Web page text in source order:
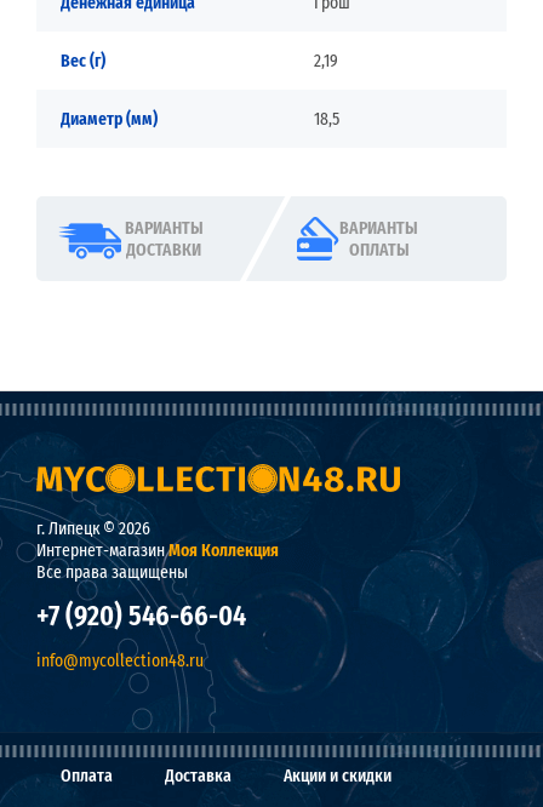
Вес (г) 2,19
Диаметр (мм) 18,5
ВАРИАНТЫ
ДОСТАВКИ
ВАРИАНТЫ
ОПЛАТЫ
г. Липецк © 2026
Интернет-магазинМоя Коллекция
Все права защищены
+7 (920) 546-66-04
info@mycollection48.ru
Оплата Доставка Акции и скидки